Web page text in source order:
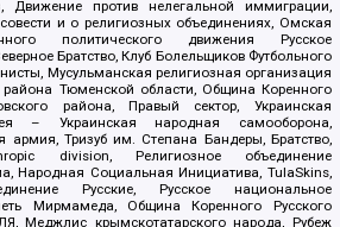
Движение против нелегальной иммиграции,
и о религиозных объединениях, Омская
политического движения Русское
Братство, Клуб Болельщиков Футбольного
Мусульманская религиозная организация
Тюменской области, Община Коренного
района, Правый сектор, Украинская
– Украинская народная самооборона,
армия, Тризуб им. Степана Бандеры, Братство,
division, Религиозное объединение
Народная Социальная Инициатива, TulaSkins,
Русские, Русское национальное
Мирмамеда, Община Коренного Русского
Меджлис крымскотатарского народа, Рубеж